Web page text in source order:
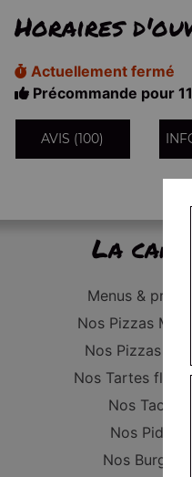
Horaires
Actuellement fermé
Précommande pour
AVIS (100)
La
Menus &
Nos Pizzas
Nos Pizzas
Nos Tartes
Nos Tacos
Nos Pides
Nos Burgers